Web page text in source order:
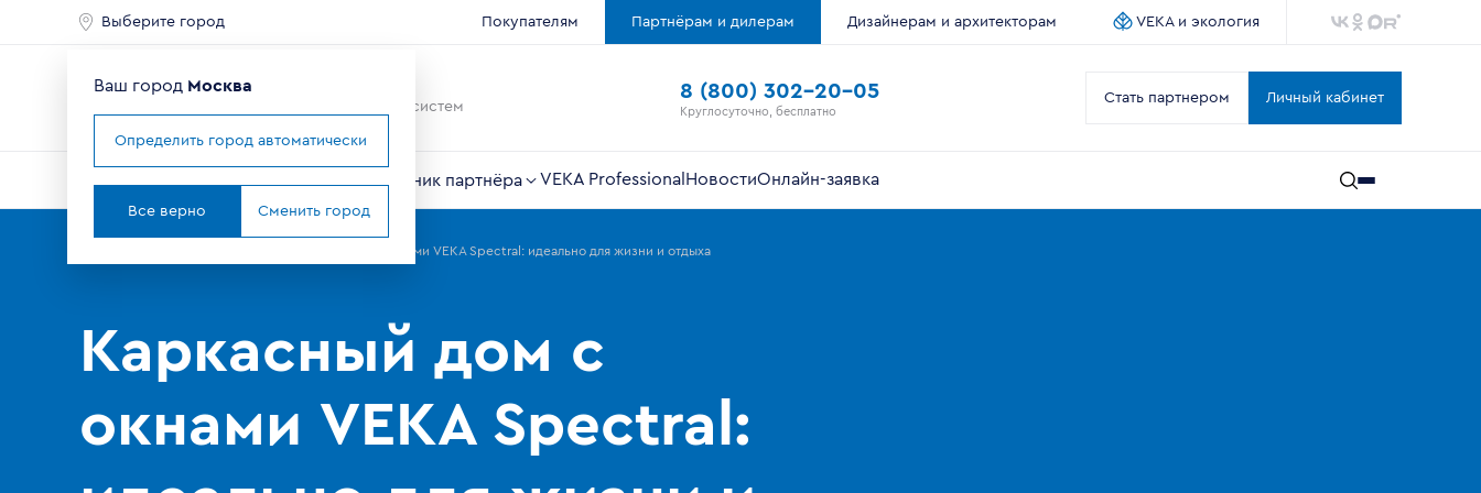
Выберите город Покупателям Партнёрам и дилерам Дизайнерам и архитекторам VEKA и экология
Ведущий мировой
производитель оконных систем
8 (800) 302-20-05
Круглосуточно, бесплатно
Стать партнером Личный кабинет
Справочник партнёра VEKA Professional НовостиОнлайн-заявка
Каркасный дом c окнами VEKA Spectral: идеально для жизни и отдыха
Каркасный дом c
окнами VEKA Spectral:
Ваш город Москва
Определить город автоматически
Все верно Сменить город